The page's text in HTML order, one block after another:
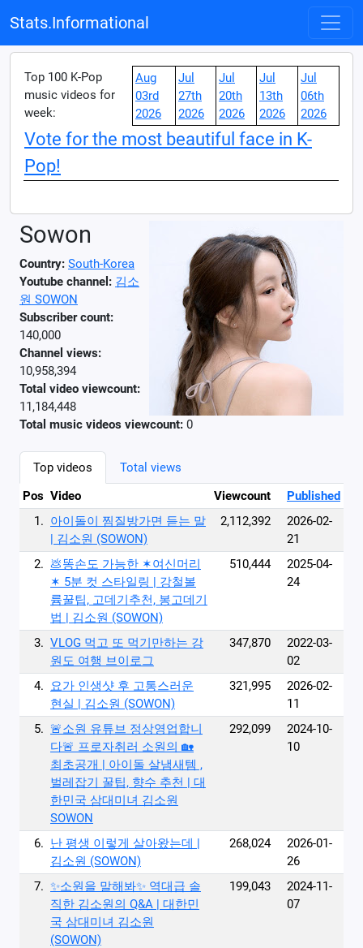
Stats.Informational
Top 100 K-Pop
music videos for
week:
Aug
03rd
2026
Jul
27th
2026
Jul
20th
2026
Jul
13th
2026
Jul
06th
2026
Vote for the most beautiful face in K-
Pop!
Sowon
Country: South-Korea
Youtube channel: 김소
원 SOWON
Subscriber count:
140,000
Channel views:
10,958,394
Total video viewcount:
11,184,448
Total music videos viewcount: 0
Top videos
Total views
Pos Video Viewcount
Published
1. 아이돌이 찜질방가면 듣는 말
| 김소원 (SOWON)
2,112,392
2026-02-
21
2. 💩똥손도 가능한 ✶여신머리
✶ 5분 컷 스타일링 | 강철볼
륨꿀팁, 고데기추천, 봉고데기
법 | 김소원 (SOWON)
510,444
2025-04-
24
3. VLOG 먹고 또 먹기만하는 강
원도 여행 브이로그
347,870
2022-03-
02
4. 요가 인생샷 후 고통스러운
현실 | 김소원 (SOWON)
321,995
2026-02-
11
5. 🚨소원 유튜브 정상영업합니
다🚨 프로자취러 소원의 🏡
최초공개 | 아이돌 살냄새템 ,
벌레잡기 꿀팁, 향수 추천 | 대
한민국 삼대미녀 김소원
SOWON
292,099
2024-10-
10
6. 난 평생 이렇게 살아왔는데 |
김소원 (SOWON)
268,024
2026-01-
26
7. ✨소원을 말해봐✨ 역대급 솔
직한 김소원의 Q&A | 대한민
국 삼대미녀 김소원
(SOWON)
199,043
2024-11-
07